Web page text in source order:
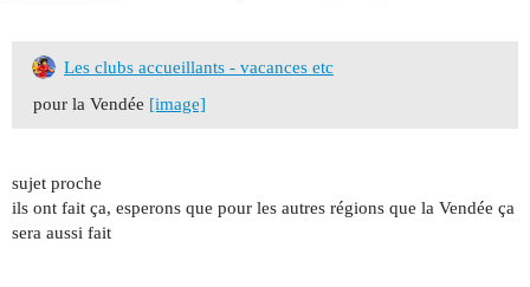
Les clubs accueillants - vacances etc
pour la Vendée [image]
sujet proche
ils ont fait ça, esperons que pour les autres régions que la Vendée ça
sera aussi fait